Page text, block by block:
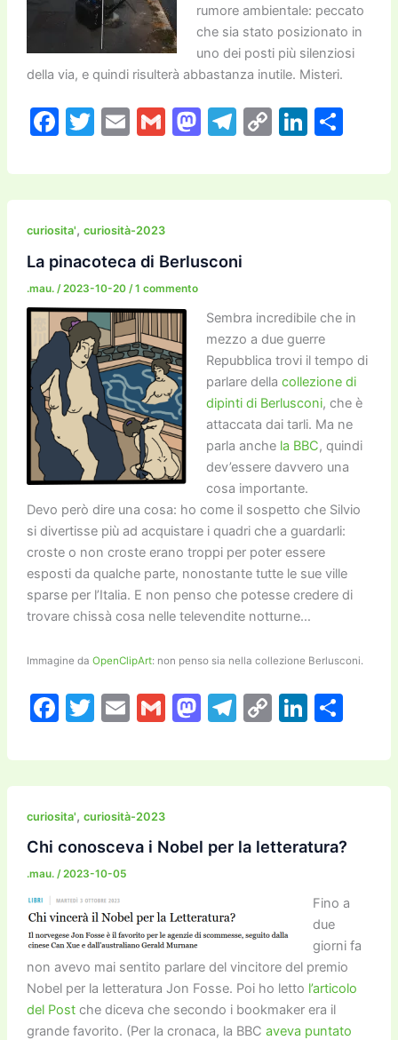
rumore ambientale: peccato
che sia stato posizionato in
uno dei posti più silenziosi
della via, e quindi risulterà abbastanza inutile. Misteri.
F
c
e
b
o
o
k
T
itt
er
E
ai
l
G
ai
l
M
st
o
o
T
e
gr
m
C
p
y
Li
k
e
C
n
di
curiosita', curiosità-2023
La pinacoteca di Berlusconi
.mau. /2023-10-20 /1 commento
Sembra incredibile che in
mezzo a due guerre
Repubblica trovi il tempo di
parlare della collezione di
dipinti di Berlusconi, che è
attaccata dai tarli. Ma ne
parla anche la BBC, quindi
dev’essere davvero una
cosa importante.
Devo però dire una cosa: ho come il sospetto che Silvio
si divertisse più ad acquistare i quadri che a guardarli:
croste o non croste erano troppi per poter essere
esposti da qualche parte, nonostante tutte le sue ville
sparse per l’Italia. E non penso che potesse credere di
trovare chissà cosa nelle televendite notturne…
Immagine da OpenClipArt: non penso sia nella collezione Berlusconi.
F
c
e
b
o
o
k
T
itt
er
E
ai
l
G
ai
l
M
st
o
o
T
e
gr
m
C
p
y
n
Li
k
e
n
C
n
di
di
curiosita', curiosità-2023
Chi conosceva i Nobel per la letteratura?
.mau. /2023-10-05
Fino a
due
giorni fa
non avevo mai sentito parlare del vincitore del premio
Nobel per la letteratura Jon Fosse. Poi ho letto l’articolo
del Postche diceva che secondo i bookmaker era il
grande favorito. (Per la cronaca, la BBC aveva puntato